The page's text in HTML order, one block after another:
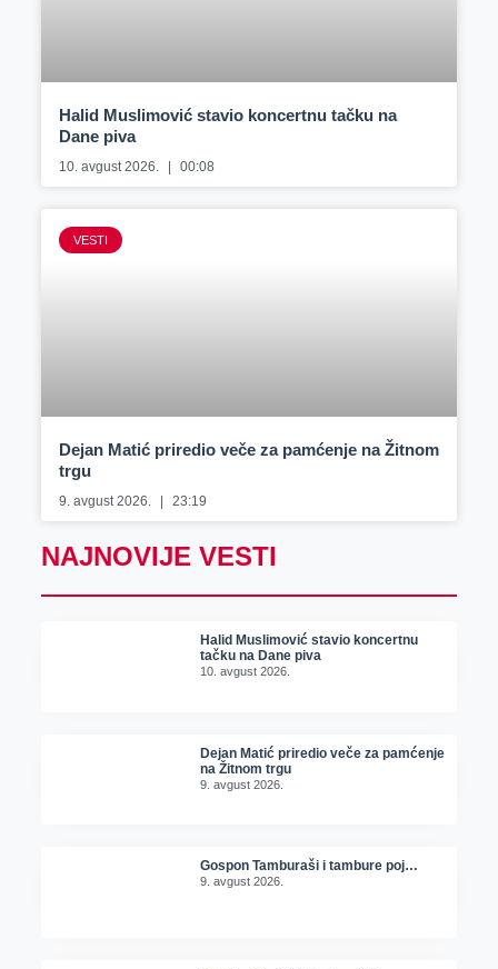
Halid Muslimović stavio koncertnu tačku na
Dane piva
10. avgust 2026. 00:08
VESTI
Dejan Matić priredio veče za pamćenje na Žitnom
trgu
9. avgust 2026. 23:19
NAJNOVIJE VESTI
Halid Muslimović stavio koncertnu
tačku na Dane piva
10. avgust 2026.
Dejan Matić priredio veče za pamćenje
na Žitnom trgu
9. avgust 2026.
Gospon Tamburaši i tambure poj…
9. avgust 2026.